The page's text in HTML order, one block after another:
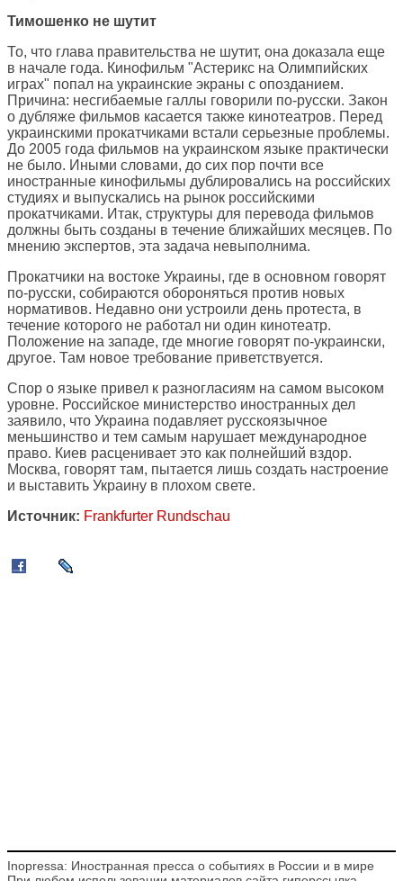
Тимошенко не шутит
То, что глава правительства не шутит, она доказала еще
в начале года. Кинофильм "Астерикс на Олимпийских
играх" попал на украинские экраны с опозданием.
Причина: несгибаемые галлы говорили по-русски. Закон
о дубляже фильмов касается также кинотеатров. Перед
украинскими прокатчиками встали серьезные проблемы.
До 2005 года фильмов на украинском языке практически
не было. Иными словами, до сих пор почти все
иностранные кинофильмы дублировались на российских
студиях и выпускались на рынок российскими
прокатчиками. Итак, структуры для перевода фильмов
должны быть созданы в течение ближайших месяцев. По
мнению экспертов, эта задача невыполнима.
Прокатчики на востоке Украины, где в основном говорят
по-русски, собираются обороняться против новых
нормативов. Недавно они устроили день протеста, в
течение которого не работал ни один кинотеатр.
Положение на западе, где многие говорят по-украински,
другое. Там новое требование приветствуется.
Спор о языке привел к разногласиям на самом высоком
уровне. Российское министерство иностранных дел
заявило, что Украина подавляет русскоязычное
меньшинство и тем самым нарушает международное
право. Киев расценивает это как полнейший вздор.
Москва, говорят там, пытается лишь создать настроение
и выставить Украину в плохом свете.
Источник: Frankfurter Rundschau
Inopressa: Иностранная пресса о событиях в России и в мире